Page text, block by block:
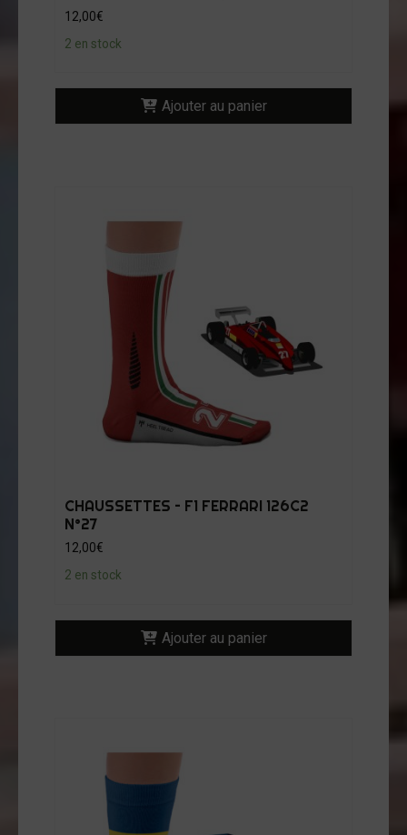
12,00€
2 en stock
Ajouter au panier
CHAUSSETTES – F1 FERRARI 126C2
N°27
12,00€
2 en stock
Ajouter au panier